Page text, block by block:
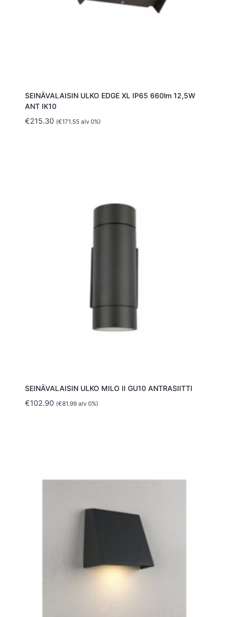
SEINÄVALAISIN ULKO EDGE XL IP65 660lm 12,5W
ANT IK10
€215.30 (€171.55alv 0%)
SEINÄVALAISIN ULKO MILO II GU10 ANTRASIITTI
€102.90 (€81.99alv 0%)